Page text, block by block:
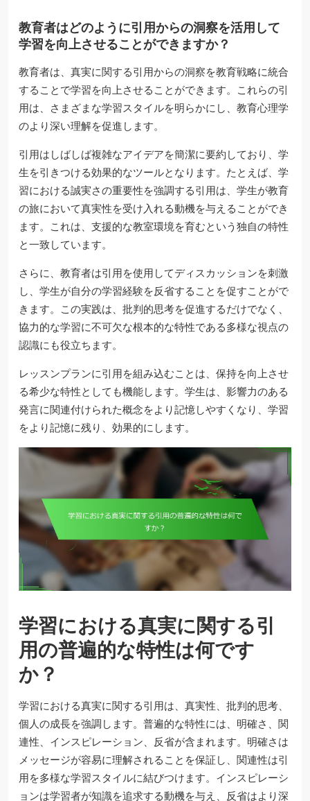
教育者はどのように引用からの洞察を活用して
学習を向上させることができますか？
教育者は、真実に関する引用からの洞察を教育戦略に統合
することで学習を向上させることができます。これらの引
用は、さまざまな学習スタイルを明らかにし、教育心理学
のより深い理解を促進します。
引用はしばしば複雑なアイデアを簡潔に要約しており、学
生を引きつける効果的なツールとなります。たとえば、学
習における誠実さの重要性を強調する引用は、学生が教育
の旅において真実性を受け入れる動機を与えることができ
ます。これは、支援的な教室環境を育むという独自の特性
と一致しています。
さらに、教育者は引用を使用してディスカッションを刺激
し、学生が自分の学習経験を反省することを促すことがで
きます。この実践は、批判的思考を促進するだけでなく、
協力的な学習に不可欠な根本的な特性である多様な視点の
認識にも役立ちます。
レッスンプランに引用を組み込むことは、保持を向上させ
る希少な特性としても機能します。学生は、影響力のある
発言に関連付けられた概念をより記憶しやすくなり、学習
をより記憶に残り、効果的にします。
学習における真実に関する引
用の普遍的な特性は何です
か？
学習における真実に関する引用は、真実性、批判的思考、
個人の成長を強調します。普遍的な特性には、明確さ、関
連性、インスピレーション、反省が含まれます。明確さは
メッセージが容易に理解されることを保証し、関連性は引
用を多様な学習スタイルに結びつけます。インスピレーシ
ョンは学習者が知識を追求する動機を与え、反省はより深